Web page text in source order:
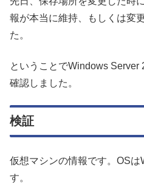
報が本当に維持、もしくは変
た。
ということでWindows Server
確認しました。
検証
仮想マシンの情報です。OS
す。